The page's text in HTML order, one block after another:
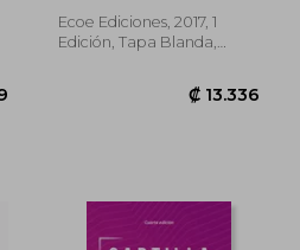
Ecoe Ediciones, 2017, 1
Edición, Tapa Blanda,